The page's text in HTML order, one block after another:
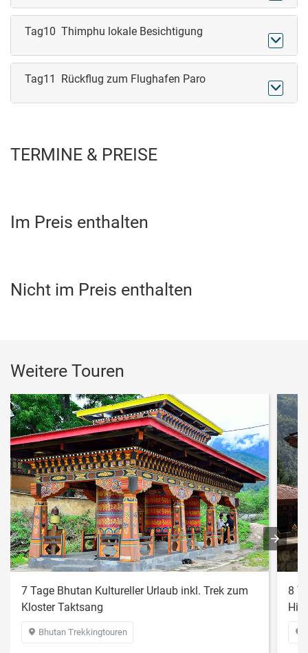
Tag10 Thimphu lokale Besichtigung

Tag11 Rückflug zum Flughafen Paro

TERMINE & PREISE
Im Preis enthalten
Nicht im Preis enthalten
Weitere Touren
7 Tage Bhutan Kultureller Urlaub inkl. Trek zum
Kloster Taktsang
 Bhutan Trekkingtouren
8
